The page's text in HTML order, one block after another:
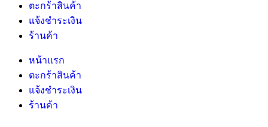
ตะกร้าสินค้า
แจ้งชำระเงิน
ร้านค้า
หน้าแรก
ตะกร้าสินค้า
แจ้งชำระเงิน
ร้านค้า